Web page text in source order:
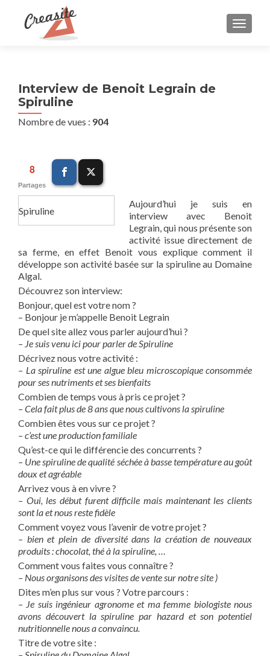
Interview de Benoit Legrain de
Spiruline
Nombre de vues : 904
8
Partages
Spiruline
Aujourd’hui je suis en
interview avec Benoit
Legrain, qui nous présente son
activité issue directement de
sa ferme, en effet Benoit vous explique comment il
développe son activité basée sur la spiruline au Domaine
Algal.
Découvrez son interview:
Bonjour, quel est votre nom ?
– Bonjour je m’appelle Benoit Legrain
De quel site allez vous parler aujourd’hui ?
– Je suis venu ici pour parler de Spiruline
Décrivez nous votre activité :
– La spiruline est une algue bleu microscopique consommée
pour ses nutriments et ses bienfaits
Combien de temps vous à pris ce projet ?
– Cela fait plus de 8 ans que nous cultivons la spiruline
Combien êtes vous sur ce projet ?
– c’est une production familiale
Qu’est-ce qui le différencie des concurrents ?
– Une spiruline de qualité séchée à basse température au goût
doux et agréable
Arrivez vous à en vivre ?
– Oui, les début furent difficile mais maintenant les clients
sont la et nous reste fidèle
Comment voyez vous l’avenir de votre projet ?
– bien et plein de diversité dans la création de nouveaux
produits : chocolat, thé à la spiruline, …
Comment vous faites vous connaître ?
– Nous organisons des visites de vente sur notre site )
Dites m’en plus sur vous ? Votre parcours :
– Je suis ingénieur agronome et ma femme biologiste nous
avons découvert la spiruline par hazard et son potentiel
nutritionnelle nous a convaincu.
Titre de votre site :